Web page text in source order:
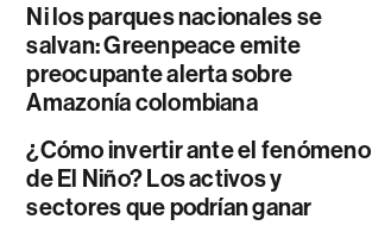
Ni los parques nacionales se
salvan: Greenpeace emite
preocupante alerta sobre
Amazonía colombiana
¿Cómo invertir ante el fenómeno
de El Niño? Los activos y
sectores que podrían ganar